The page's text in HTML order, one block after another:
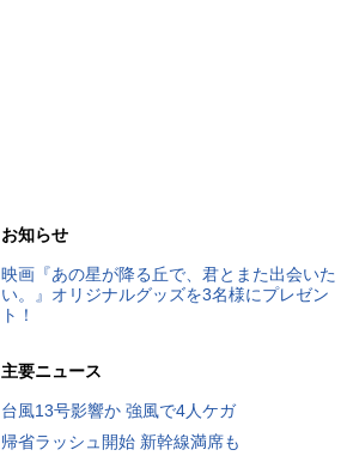
お知らせ
映画『あの星が降る丘で、君とまた出会いた
い。』オリジナルグッズを3名様にプレゼン
ト！
主要ニュース
台風13号影響か 強風で4人ケガ
帰省ラッシュ開始 新幹線満席も